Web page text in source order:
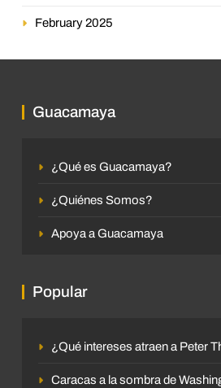
February 2025
Guacamaya
¿Qué es Guacamaya?
¿Quiénes Somos?
Apoya a Guacamaya
Popular
¿Qué intereses atraen a Peter
Caracas a la sombra de